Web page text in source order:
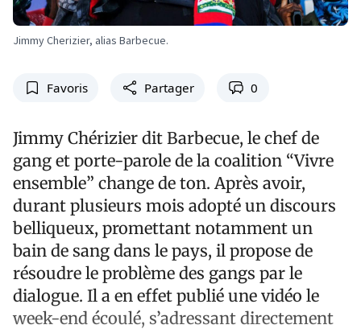
Jimmy Cherizier, alias Barbecue.
Favoris Partager 0
Jimmy Chérizier dit Barbecue, le chef de
gang et porte-parole de la coalition “Vivre
ensemble” change de ton. Après avoir,
durant plusieurs mois adopté un discours
belliqueux, promettant notamment un
bain de sang dans le pays, il propose de
résoudre le problème des gangs par le
dialogue. Il a en effet publié une vidéo le
week-end écoulé, s’adressant directement